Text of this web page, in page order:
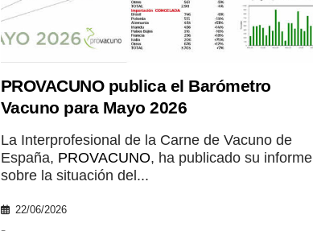
PROVACUNO publica el Barómetro
Vacuno para Mayo 2026
La Interprofesional de la Carne de Vacuno de
España, PROVACUNO, ha publicado su informe
sobre la situación del...
22/06/2026